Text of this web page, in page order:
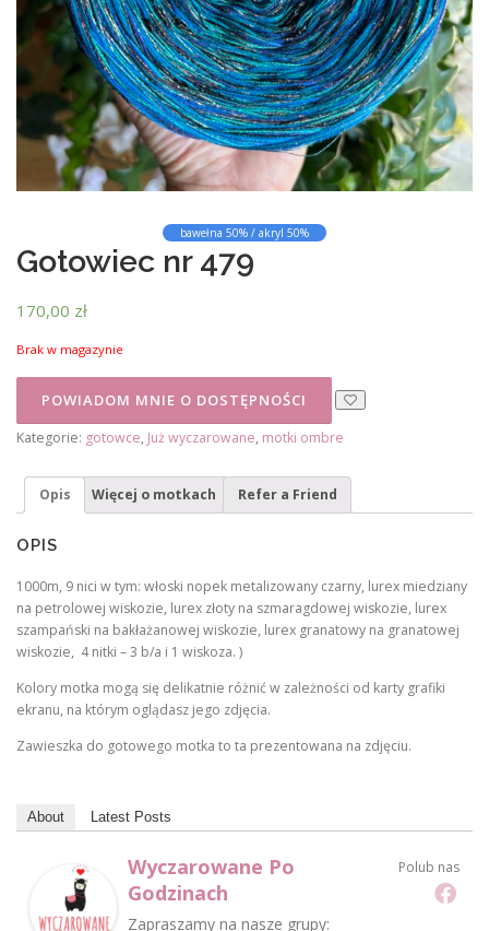
bawełna 50% / akryl 50%
Gotowiec nr 479
170,00 zł
Brak w magazynie
Kategorie: gotowce, Już wyczarowane, motki ombre
Opis Więcej o motkach Refer a Friend
OPIS
1000m, 9 nici w tym: włoski nopek metalizowany czarny, lurex miedziany
na petrolowej wiskozie, lurex złoty na szmaragdowej wiskozie, lurex
szampański na bakłażanowej wiskozie, lurex granatowy na granatowej
wiskozie, 4 nitki – 3 b/a i 1 wiskoza. )
Kolory motka mogą się delikatnie różnić w zależności od karty grafiki
ekranu, na którym oglądasz jego zdjęcia.
Zawieszka do gotowego motka to ta prezentowana na zdjęciu.
About Latest Posts
Polub nas
Wyczarowane Po
Godzinach
Zapraszamy na nasze grupy: